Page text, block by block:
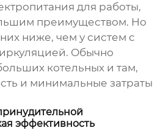
для работы,
преимуществом. Но
ниже, чем у систем с
Обычно
котельных и там,
и минимальные затраты
эффективность